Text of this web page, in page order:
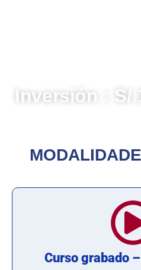
Inversión : S/
Curso grabado